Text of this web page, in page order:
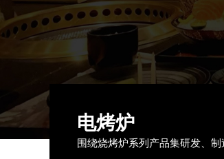
电烤炉
围绕烧烤炉系列产品集研发、